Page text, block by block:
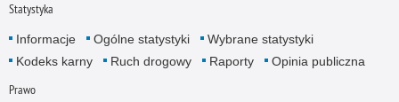
Statystyka
Informacje Ogólne statystyki
Wybrane statystyki
Kodeks karny
Ruch drogowy Raporty Opinia publiczna
Prawo